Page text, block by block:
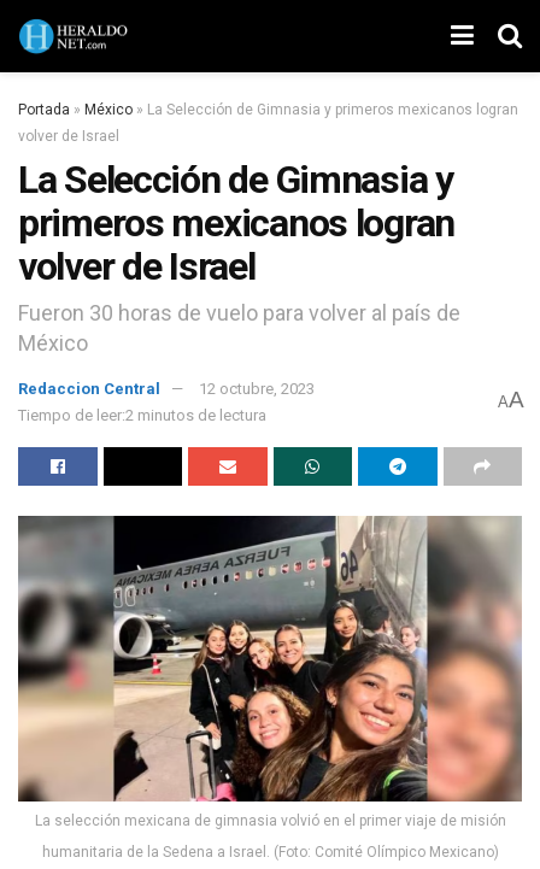
Portada » México » La Selección de Gimnasia y primeros mexicanos logran
volver de Israel
La Selección de Gimnasia y
primeros mexicanos logran
volver de Israel
Fueron 30 horas de vuelo para volver al país de
México
Redaccion Central
12 octubre, 2023
Tiempo de leer:2 minutos de lectura
AA
La selección mexicana de gimnasia volvió en el primer viaje de misión
humanitaria de la Sedena a Israel. (Foto: Comité Olímpico Mexicano)